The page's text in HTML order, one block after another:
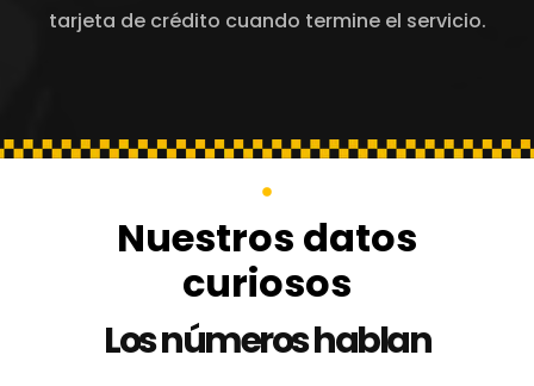
tarjeta de crédito cuando termine el servicio.
Nuestros datos
curiosos
Los números hablan